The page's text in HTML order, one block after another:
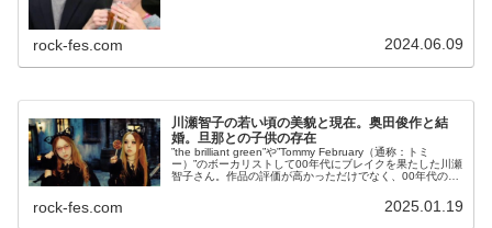
rock-fes.com 2024.06.09
川瀬智子の若い頃の美貌と現在。奥田俊作と結
婚。旦那との子供の存在
”the brilliant green”や”Tommy February（通称：トミ
ー）”のボーカリストして00年代にブレイクを果たした川瀬
智子さん。作品の評価が高かっただけでなく、00年代の若
rock-fes.com 2025.01.19